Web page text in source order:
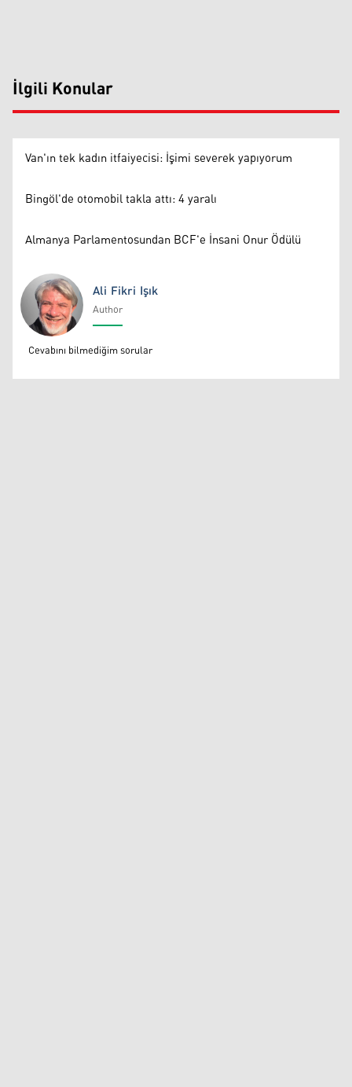
İlgili Konular
Van'ın tek kadın itfaiyecisi: İşimi severek yapıyorum
Bingöl'de otomobil takla attı: 4 yaralı
Almanya Parlamentosundan BCF'e İnsani Onur Ödülü
Ali Fikri Işık
Ali Fikri Işık
Author
Cevabını bilmediğim sorular